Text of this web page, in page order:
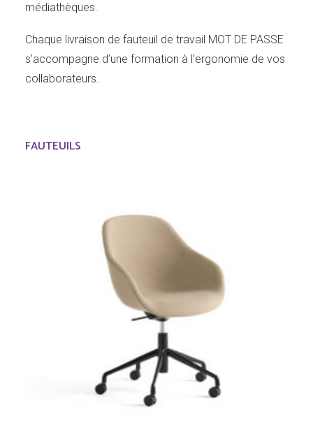
médiathèques.
Chaque livraison de fauteuil de travail MOT DE PASSE
s’accompagne d’une formation à l’ergonomie de vos
collaborateurs.
FAUTEUILS